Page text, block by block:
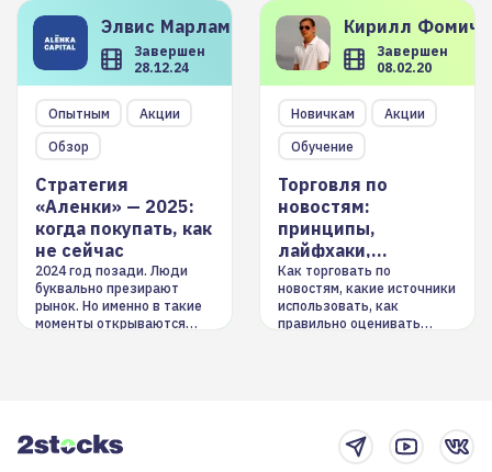
Элвис Марламов
Завершен
28.12.24
Опытным
Акции
Обзор
Стратегия
«Аленки» — 2025:
когда покупать, как
не сейчас
2024 год позади. Люди
буквально презирают
рынок. Но именно в такие
моменты открываются
Кирилл
Завершен
08.02.20
Новичкам
Акции
Обучение
Торговля по
новостям:
принципы,
лайфхаки,
инструменты
Как торговать по
новостям, какие источники
использовать, как
правильно оценивать